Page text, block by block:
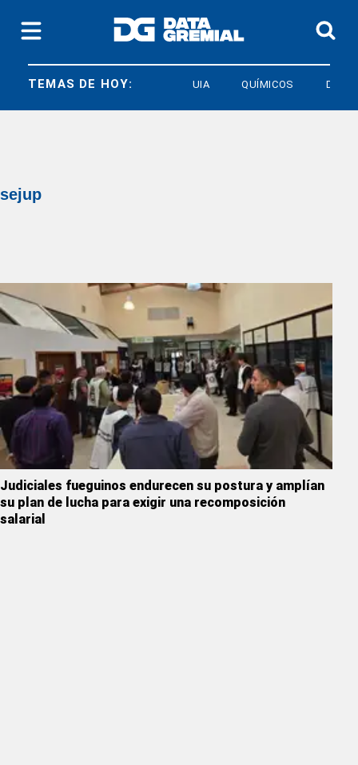
TEMAS DE HOY: UIA QUÍMICOS
sejup
Judiciales fueguinos endurecen su postura y amplían
su plan de lucha para exigir una recomposición
salarial